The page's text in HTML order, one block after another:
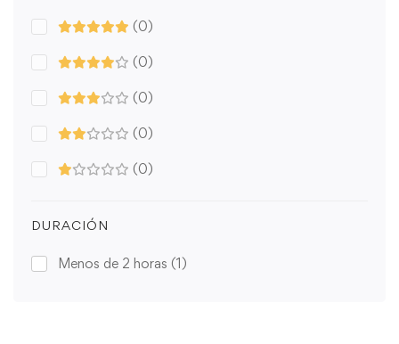
(0)
(0)
(0)
(0)
(0)
DURACIÓN
Menos de 2 horas (1)